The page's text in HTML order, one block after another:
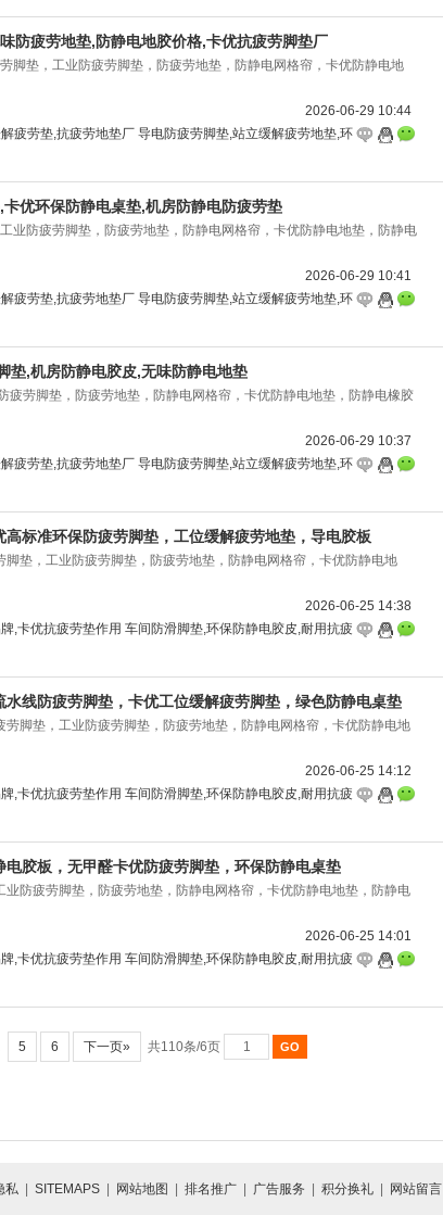
防疲劳地垫,防静电地胶价格,卡优抗疲劳脚垫厂
脚垫，工业防疲劳脚垫，防疲劳地垫，防静电网格帘，卡优防静电地
2026-06-29 10:44
疲劳垫,抗疲劳地垫厂 导电防疲劳脚垫,站立缓解疲劳地垫,环
优环保防静电桌垫,机房防静电防疲劳垫
业防疲劳脚垫，防疲劳地垫，防静电网格帘，卡优防静电地垫，防静电
2026-06-29 10:41
疲劳垫,抗疲劳地垫厂 导电防疲劳脚垫,站立缓解疲劳地垫,环
垫,机房防静电胶皮,无味防静电地垫
劳脚垫，防疲劳地垫，防静电网格帘，卡优防静电地垫，防静电橡胶
2026-06-29 10:37
疲劳垫,抗疲劳地垫厂 导电防疲劳脚垫,站立缓解疲劳地垫,环
标准环保防疲劳脚垫，工位缓解疲劳地垫，导电胶板
垫，工业防疲劳脚垫，防疲劳地垫，防静电网格帘，卡优防静电地
2026-06-25 14:38
,卡优抗疲劳垫作用 车间防滑脚垫,环保防静电胶皮,耐用抗疲
线防疲劳脚垫，卡优工位缓解疲劳脚垫，绿色防静电桌垫
脚垫，工业防疲劳脚垫，防疲劳地垫，防静电网格帘，卡优防静电地
2026-06-25 14:12
,卡优抗疲劳垫作用 车间防滑脚垫,环保防静电胶皮,耐用抗疲
胶板，无甲醛卡优防疲劳脚垫，环保防静电桌垫
防疲劳脚垫，防疲劳地垫，防静电网格帘，卡优防静电地垫，防静电
2026-06-25 14:01
,卡优抗疲劳垫作用 车间防滑脚垫,环保防静电胶皮,耐用抗疲
5 6 下一页» 共110条/6页
私 SITEMAPS 网站地图 排名推广 广告服务 积分换礼 网站留言